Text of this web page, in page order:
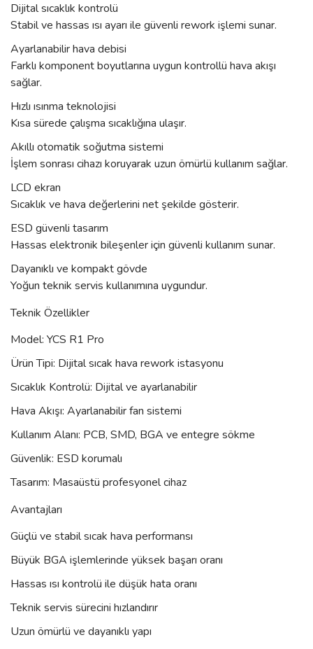
Dijital sıcaklık kontrolü
Stabil ve hassas ısı ayarı ile güvenli rework işlemi sunar.
Ayarlanabilir hava debisi
Farklı komponent boyutlarına uygun kontrollü hava akışı
sağlar.
Hızlı ısınma teknolojisi
Kısa sürede çalışma sıcaklığına ulaşır.
Akıllı otomatik soğutma sistemi
İşlem sonrası cihazı koruyarak uzun ömürlü kullanım sağlar.
LCD ekran
Sıcaklık ve hava değerlerini net şekilde gösterir.
ESD güvenli tasarım
Hassas elektronik bileşenler için güvenli kullanım sunar.
Dayanıklı ve kompakt gövde
Yoğun teknik servis kullanımına uygundur.
Teknik Özellikler
Model: YCS R1 Pro
Ürün Tipi: Dijital sıcak hava rework istasyonu
Sıcaklık Kontrolü: Dijital ve ayarlanabilir
Hava Akışı: Ayarlanabilir fan sistemi
Kullanım Alanı: PCB, SMD, BGA ve entegre sökme
Güvenlik: ESD korumalı
Tasarım: Masaüstü profesyonel cihaz
Avantajları
Güçlü ve stabil sıcak hava performansı
Büyük BGA işlemlerinde yüksek başarı oranı
Hassas ısı kontrolü ile düşük hata oranı
Teknik servis sürecini hızlandırır
Uzun ömürlü ve dayanıklı yapı